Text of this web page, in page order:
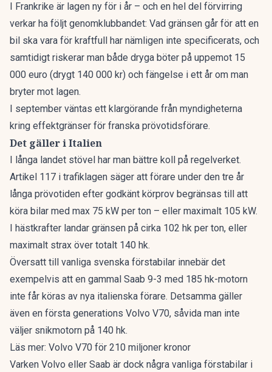
I Frankrike är lagen ny för i år – och en hel del förvirring
verkar ha följt genomklubbandet: Vad gränsen går för att en
bil ska vara för kraftfull har nämligen inte specificerats, och
samtidigt riskerar man både dryga böter på uppemot 15
000 euro (drygt 140 000 kr) och fängelse i ett år om man
bryter mot lagen.
I september väntas ett klargörande från myndigheterna
kring effektgränser för franska prövotidsförare.
Det gäller i Italien
I långa landet stövel har man bättre koll på regelverket.
Artikel 117 i trafiklagen säger att förare under den tre år
långa prövotiden efter godkänt körprov begränsas till att
köra bilar med max 75 kW per ton – eller maximalt 105 kW.
I hästkrafter landar gränsen på cirka 102 hk per ton, eller
maximalt strax över totalt 140 hk.
Översatt till vanliga svenska förstabilar innebär det
exempelvis att en gammal Saab 9-3 med 185 hk-motorn
inte får köras av nya italienska förare. Detsamma gäller
även en första generations Volvo V70, såvida man inte
väljer snikmotorn på 140 hk.
Läs mer: Volvo V70 för 210 miljoner kronor
Varken Volvo eller Saab är dock några vanliga förstabilar i